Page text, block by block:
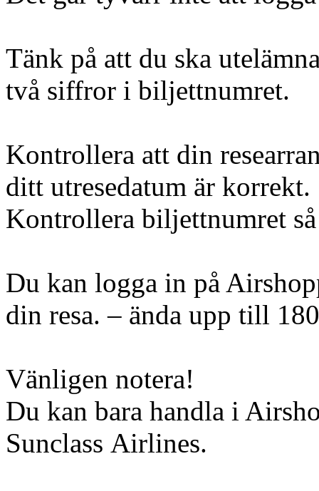
Tänk på att du ska
två siffror i biljettnumret.
Kontrollera att din
ditt utresedatum är korrekt.
Kontrollera biljettnumret
Du kan logga in på
din resa. – ända upp till
Vänligen notera!
Du kan bara handla i
Sunclass Airlines.